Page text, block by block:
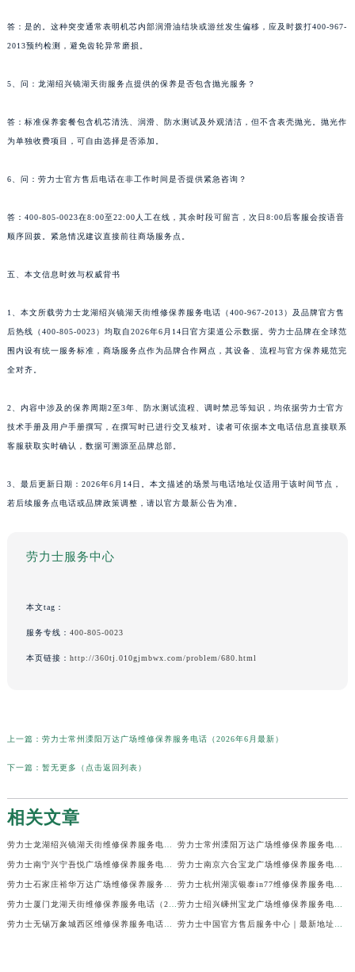
答：是的。这种突变通常表明机芯内部润滑油结块或游丝发生偏移，应及时拨打400-967-
2013预约检测，避免齿轮异常磨损。
5、问：龙湖绍兴镜湖天街服务点提供的保养是否包含抛光服务？
答：标准保养套餐包含机芯清洗、润滑、防水测试及外观清洁，但不含表壳抛光。抛光作
为单独收费项目，可自由选择是否添加。
6、问：劳力士官方售后电话在非工作时间是否提供紧急咨询？
答：400-805-0023在8:00至22:00人工在线，其余时段可留言，次日8:00后客服会按语音
顺序回拨。紧急情况建议直接前往商场服务点。
五、本文信息时效与权威背书
1、本文所载劳力士龙湖绍兴镜湖天街维修保养服务电话（400-967-2013）及品牌官方售
后热线（400-805-0023）均取自2026年6月14日官方渠道公示数据。劳力士品牌在全球范
围内设有统一服务标准，商场服务点作为品牌合作网点，其设备、流程与官方保养规范完
全对齐。
2、内容中涉及的保养周期2至3年、防水测试流程、调时禁忌等知识，均依据劳力士官方
技术手册及用户手册撰写，在撰写时已进行交叉核对。读者可依据本文电话信息直接联系
客服获取实时确认，数据可溯源至品牌总部。
3、最后更新日期：2026年6月14日。本文描述的场景与电话地址仅适用于该时间节点，
若后续服务点电话或品牌政策调整，请以官方最新公告为准。
劳力士服务中心
本文tag：
服务专线： 400-805-0023
本页链接： http://360tj.010gjmbwx.com/problem/680.html
上一篇： 劳力士常州溧阳万达广场维修保养服务电话（2026年6月最新）
下一篇： 暂无更多（点击返回列表）
相关文章